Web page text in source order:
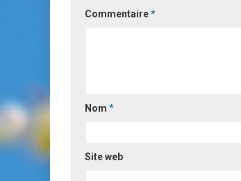
Commentaire*
Nom *
Site web